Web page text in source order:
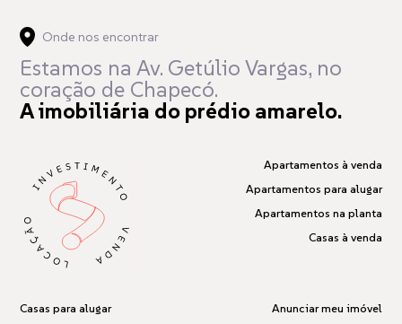
Onde nos encontrar
Estamos na Av. Getúlio Vargas, no
coração de Chapecó.
A imobiliária do prédio amarelo.
Apartamentos à venda
Apartamentos para alugar
Apartamentos na planta
Casas à venda
Casas para alugar
Anunciar meu imóvel